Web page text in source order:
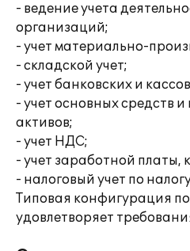
- ведение учета
организаций;
- учет материально-
- складской учет;
- учет банковских и
- учет основных средств
активов;
- учет НДС;
- учет заработной платы,
- налоговый учет по
Типовая конфигурация
удовлетворяет